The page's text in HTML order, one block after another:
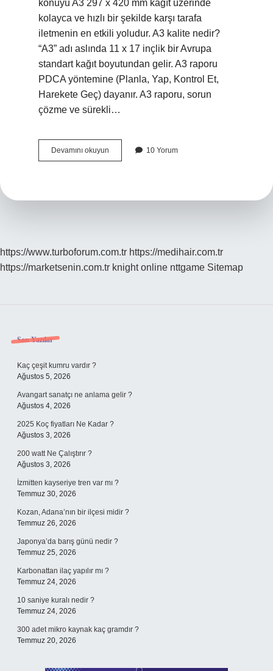
konuyu A3 297 x 420 mm kağıt üzerinde
kolayca ve hızlı bir şekilde karşı tarafa
iletmenin en etkili yoludur. A3 kalite nedir?
“A3” adı aslında 11 x 17 inçlik bir Avrupa
standart kağıt boyutundan gelir. A3 raporu
PDCA yöntemine (Planla, Yap, Kontrol Et,
Harekete Geç) dayanır. A3 raporu, sorun
çözme ve sürekli…
Devamını okuyun
A3
10 Yorum
https://www.turboforum.com.tr https://medihair.com.tr
https://marketsenin.com.tr knight online nttgame Sitemap
Sidebar
Son Yazılar
Kaç çeşit kumru vardır ?
Ağustos 5, 2026
Avangart sanatçı ne anlama gelir ?
Ağustos 4, 2026
2025 Koç fiyatları Ne Kadar ?
Ağustos 3, 2026
200 watt Ne Çalıştırır ?
Ağustos 3, 2026
İzmitten kayseriye tren var mı ?
Temmuz 30, 2026
Kozan, Adana’nın bir ilçesi midir ?
Temmuz 26, 2026
Japonya’da barış günü nedir ?
Temmuz 25, 2026
Karbonattan ilaç yapılır mı ?
Temmuz 24, 2026
10 saniye kuralı nedir ?
Temmuz 24, 2026
300 adet mikro kaynak kaç gramdır ?
Temmuz 20, 2026